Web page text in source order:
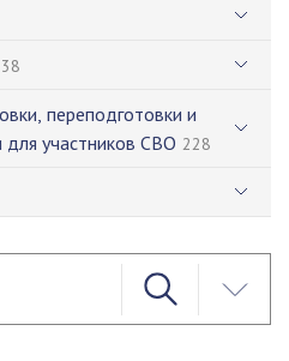
38
переподготовки и
участников СВО 228